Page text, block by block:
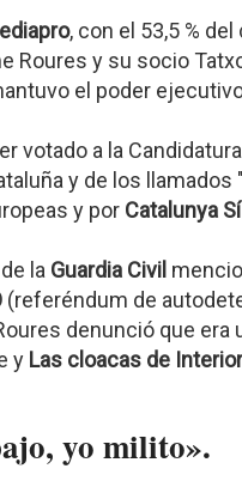
, con el 53,5 %
Roures y su socio
el poder
votado a la
y de los llamados
y por Catalunya
la Guardia Civil
(referéndum de
denunció que
y Las cloacas de Interior
yo milito».